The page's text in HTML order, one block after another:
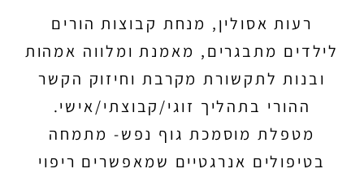
רעות אסולין, מנחת קבוצות הורים
לילדים מתבגרים, מאמנת ומלווה אמהות
ובנות לתקשורת מקרבת וחיזוק הקשר
ההורי בתהליך זוגי/קבוצתי/אישי.
מטפלת מוסמכת גוף נפש- מתמחה
בטיפולים אנרגטיים שמאפשרים ריפוי